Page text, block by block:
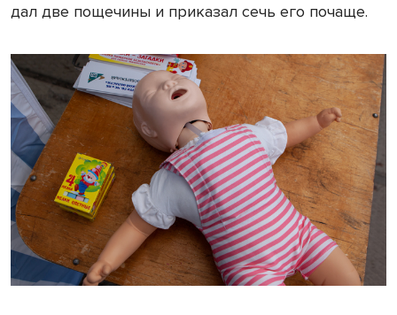
дал две пощечины и приказал сечь его почаще.